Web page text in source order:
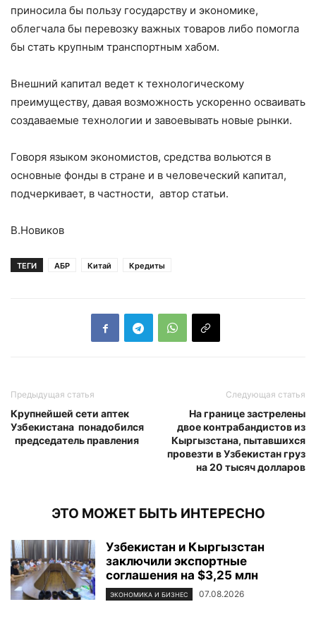
приносила бы пользу государству и экономике,
облегчала бы перевозку важных товаров либо помогла
бы стать крупным транспортным хабом.
Внешний капитал ведет к технологическому
преимуществу, давая возможность ускоренно осваивать
создаваемые технологии и завоевывать новые рынки.
Говоря языком экономистов, средства вольются в
основные фонды в стране и в человеческий капитал,
подчеркивает, в частности, автор статьи.
В.Новиков
ТЕГИ АБР Китай Кредиты
Предыдущая статья
Крупнейшей сети аптек
Узбекистана понадобился
председатель правления
Следующая статья
На границе застрелены
двое контрабандистов из
Кыргызстана, пытавшихся
провезти в Узбекистан груз
на 20 тысяч долларов
ЭТО МОЖЕТ БЫТЬ ИНТЕРЕСНО
Узбекистан и Кыргызстан
заключили экспортные
соглашения на $3,25 млн
ЭКОНОМИКА И БИЗНЕС 07.08.2026